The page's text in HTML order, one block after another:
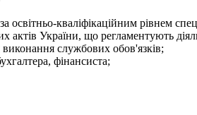
кваліфікаційним рівнем
України, що регламентують
службових обов'язків;
фінансиста;